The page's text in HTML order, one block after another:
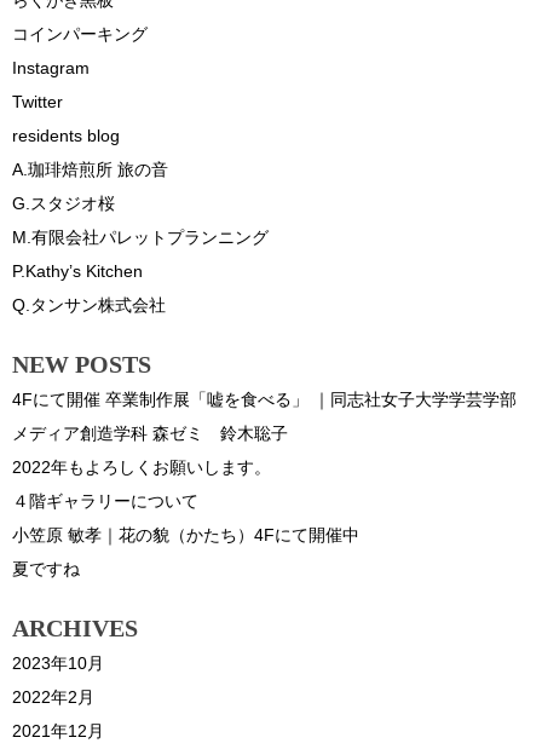
コインパーキング
Instagram
Twitter
residents blog
A.珈琲焙煎所 旅の音
G.スタジオ桜
M.有限会社パレットプランニング
P.Kathy’s Kitchen
Q.タンサン株式会社
NEW POSTS
4Fにて開催 卒業制作展「嘘を食べる」 ｜同志社女子大学学芸学部
メディア創造学科 森ゼミ 鈴木聡子
2022年もよろしくお願いします。
４階ギャラリーについて
小笠原 敏孝｜花の貌（かたち）4Fにて開催中
夏ですね
ARCHIVES
2023年10月
2022年2月
2021年12月